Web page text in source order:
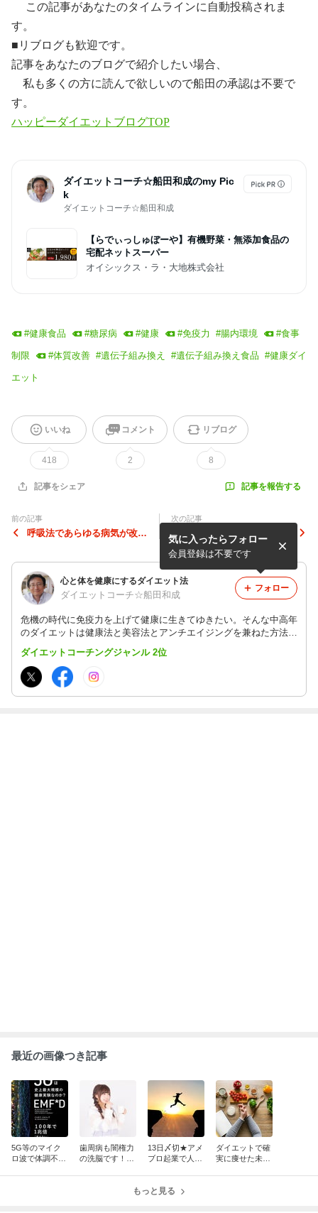
この記事があなたのタイムラインに自動投稿されま
す。
■リブログも歓迎です。
記事をあなたのブログで紹介したい場合、
私も多くの方に読んで欲しいので船田の承認は不要で
す。
ハッピーダイエットブログTOP
ダイエットコーチ☆船田和成のmy Pic
k
ダイエットコーチ☆船田和成
【らでぃっしゅぼーや】有機野菜・無添加食品の
宅配ネットスーパー
オイシックス・ラ・大地株式会社
#健康食品 #糖尿病 #健康 #免疫力 #腸内環境 #食事
制限 #体質改善 #遺伝子組み換え #遺伝子組み換え食品 #健康ダイ
エット
いいね
418
コメント
2
リブログ
8
記事をシェア 記事を報告する
前の記事
呼吸法であらゆる病気が改善
次の記事
不動産営業マンは嘘をつくと
考えていた方がいいですよ。
心と体を健康にするダイエット法
ダイエットコーチ☆船田和成
危機の時代に免疫力を上げて健康に生きてゆきたい。そんな中高年
のダイエットは健康法と美容法とアンチエイジングを兼ねた方法が
必須です。過食と体調不良を改善して楽しく続けることのできるダ
イエット法を提案しています。
気に入ったらフォロー
会員登録は不要です
フォロー
ダイエットコーチングジャンル 2位